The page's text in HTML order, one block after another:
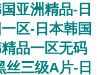
亚洲精品-日
区-日本韩国
品一区无码
三级A片-日